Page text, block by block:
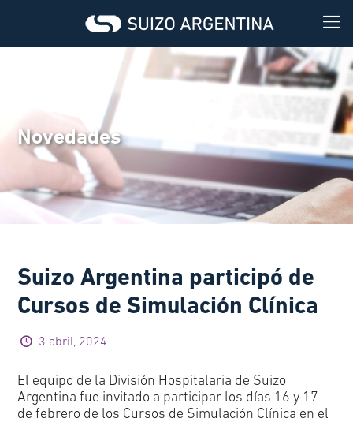
Novedades
Suizo Argentina participó de
Cursos de Simulación Clínica
3 abril, 2024
El equipo de la División Hospitalaria de Suizo
Argentina fue invitado a participar los días 16 y 17
de febrero de los Cursos de Simulación Clínica en el